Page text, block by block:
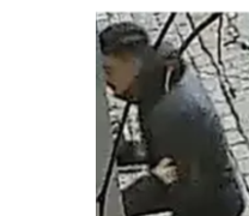
06 août 2026
La Commune
registre de